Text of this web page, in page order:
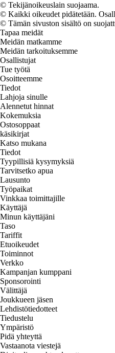
© Tekijänoikeuslain suojaama.
© Kaikki oikeudet pidätetään.
© Tämän sivuston sisältö on
Tapaa meidät
Meidän matkamme
Meidän tarkoituksemme
Osallistujat
Tue työtä
Osoitteemme
Tiedot
Lahjoja sinulle
Alennetut hinnat
Kokemuksia
Ostosoppaat
käsikirjat
Katso mukana
Tiedot
Tyypillisiä kysymyksiä
Tarvitsetko apua
Lausunto
Työpaikat
Vinkkaa toimittajille
Käyttäjä
Minun käyttäjäni
Taso
Tariffit
Etuoikeudet
Toiminnot
Verkko
Kampanjan kumppani
Sponsorointi
Välittäjä
Joukkueen jäsen
Lehdistötiedotteet
Tiedustelu
Ympäristö
Pidä yhteyttä
Vastaanota viestejä